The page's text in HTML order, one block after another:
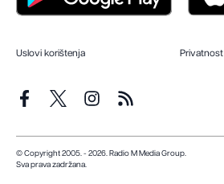
Uslovi korištenja Privatnost
© Copyright 2005. - 2026. Radio M Media Group.
Sva prava zadržana.